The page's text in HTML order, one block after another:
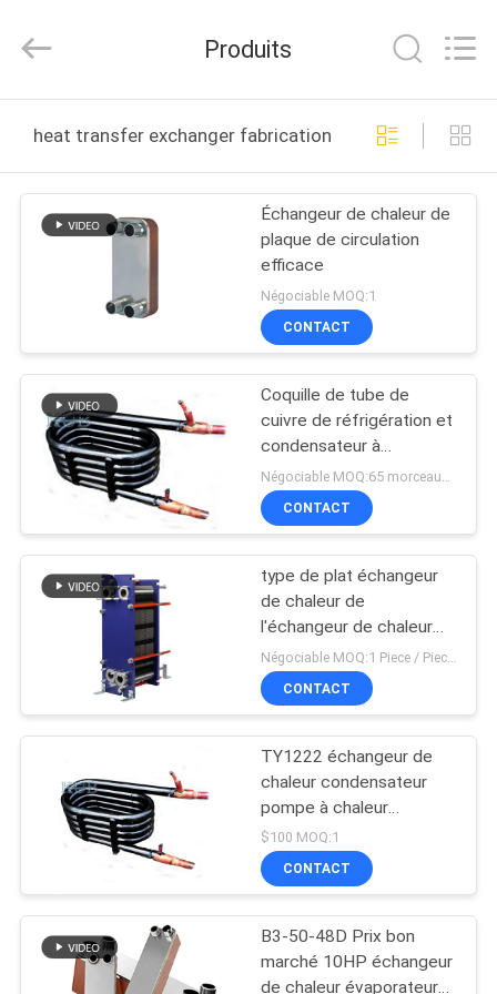
PRODUITS
AU
SUJET
NOUS
VISITE
D'USINE
CONTRÔLE
QUALITÉ
CONTACTEZ-
NOUS
NOUVELLES
Reserved.
Produits
heat transfer exchanger fabrication en ligne
Échangeur de chaleur de
plaque de circulation
efficace
Négociable MOQ:1
CONTACT
Coquille de tube de
cuivre de réfrigération et
condensateur à
refroidissement par eau
de tube
CONTACT
type de plat échangeur
de chaleur de
l'échangeur de chaleur
de plat de bière de
l'échangeur de chaleur
BH60H-80D KUB
CONTACT
TY1222 échangeur de
chaleur condensateur
pompe à chaleur
condensateur de cuivre
$100 MOQ:1
CONTACT
B3-50-48D Prix bon
marché 10HP échangeur
de chaleur évaporateur